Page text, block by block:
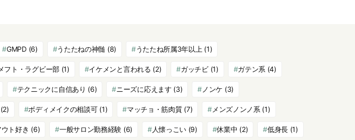
GMPD(6) うたたねの神髄 (8) うたたね所属3年以上 (1)
フト・ラグビー部(1) イケメンと言われる (2) ガッチビ(1) ガテン系 (4)
テクニックに自信あり (6) ニーズに応えます (3) ノンケ (3)
(2) ボディメイクの相談可(1) マッチョ・筋肉質(7) メンズノンノ系 (1)
ト好き (6) 一般サロン勤務経験 (6) 人懐っこい (9) 休業中 (2) 低身長 (1)